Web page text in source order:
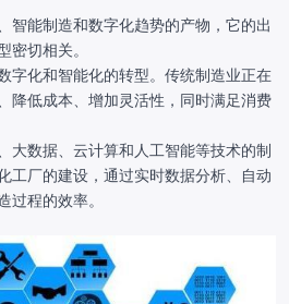
智能制造和数字化趋势的产物，它的出
密切相关。
字化和智能化的转型。传统制造业正在
降低成本、增加灵活性，同时满足消费
大数据、云计算和人工智能等技术的制
工厂的建设，通过实时数据分析、自动
过程的效率。